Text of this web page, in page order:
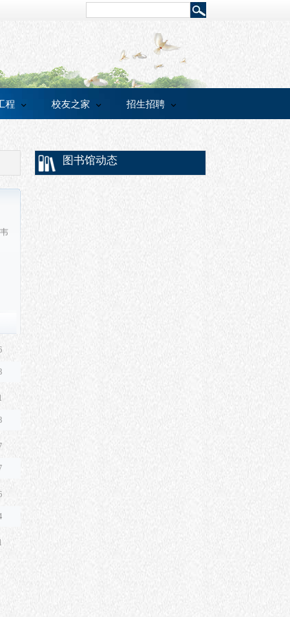
程 校友之家 招生招聘
图书馆动态